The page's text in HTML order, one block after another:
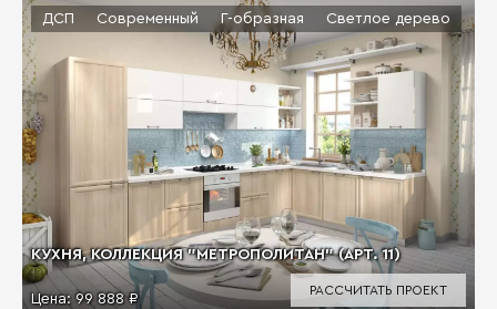
КУХНЯ, КОЛЛЕКЦИЯ "МЕТРОПОЛИТАН" (АРТ. 11)
Цена: 99 888 ₽
ДСП Современный Г-образная Светлое дерево
РАССЧИТАТЬ ПРОЕКТ